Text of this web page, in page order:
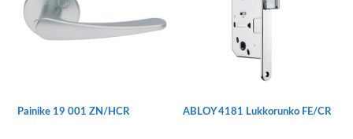
Painike 19 001 ZN/HCR ABLOY 4181 Lukkorunko FE/CR